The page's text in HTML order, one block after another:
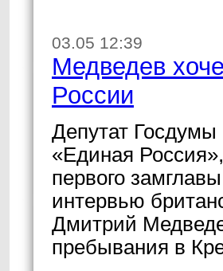
03.05 12:39
Медведев
России
Депутат Госдумы
«Единая
первого
интервью
Дмитрий
пребывания в